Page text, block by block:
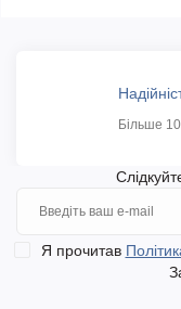
Більше
Я прочитав